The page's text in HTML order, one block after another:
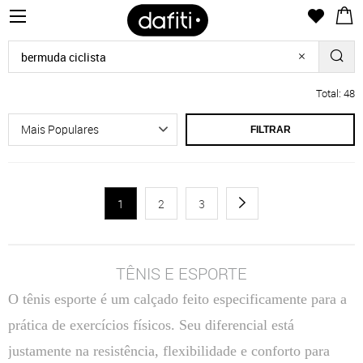
Total: 48
FILTRAR
1 2 3
TÊNIS E ESPORTE
O tênis esporte é um calçado feito especificamente para a
prática de exercícios físicos. Seu diferencial está
justamente na resistência, flexibilidade e conforto para